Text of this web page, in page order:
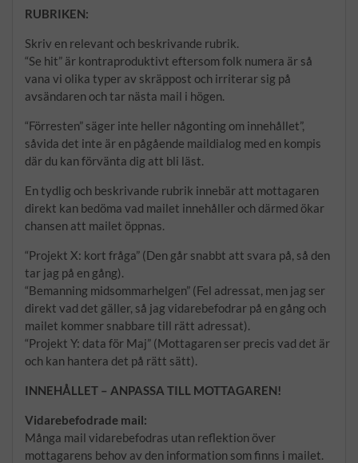
RUBRIKEN:
Skriv en relevant och beskrivande rubrik.
“Se hit” är kontraproduktivt eftersom folk numera är så
vana vi olika typer av skräppost och irriterar sig på
avsändaren och tar nästa mail i högen.
“Förresten” säger inte heller någonting om innehållet”,
såvida det inte är en pågående maildialog med en kompis
där du kan förvänta dig att bli läst.
En tydlig och beskrivande rubrik innebär att mottagaren
direkt kan bedöma vad mailet innehåller och därmed ökar
chansen att mailet öppnas.
“Projekt X: kort fråga” (Den går snabbt att svara på, så den
tar jag på en gång).
“Bemanning midsommarhelgen” (Fel adressat, men jag ser
direkt vad det gäller, så jag vidarebefodrar på en gång och
mailet kommer snabbare till rätt adressat).
“Projekt Y: data för Maj” (Mottagaren ser precis vad det är
och kan hantera det på rätt sätt).
INNEHÅLLET – ANPASSA TILL MOTTAGAREN!
Vidarebefodrade mail:
Många mail vidarebefodras utan reflektion över
mottagarens behov av den information som finns i mailet.